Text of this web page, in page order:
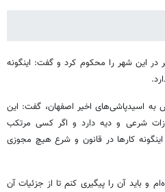
در این شهر را محکوم کرد و گفت: اینگونه
به اسیدپاشی‌های اخیر اصفهان، گفت: این
شرعی و دیه دارد و اگر کسی مرتکب
کارها در قانون و شرع هیچ مجوزی
و باید آن را پیگیری کنم تا از جزئیات آن